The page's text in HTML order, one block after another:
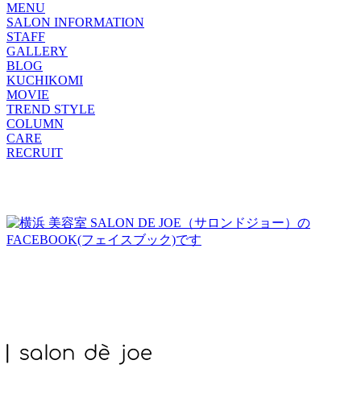
MENU
SALON INFORMATION
STAFF
GALLERY
BLOG
KUCHIKOMI
MOVIE
TREND STYLE
COLUMN
CARE
RECRUIT